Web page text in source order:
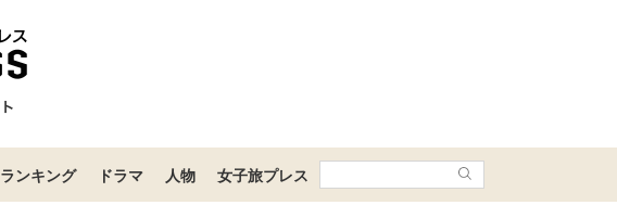
ランキング ドラマ 人物 女子旅プレス